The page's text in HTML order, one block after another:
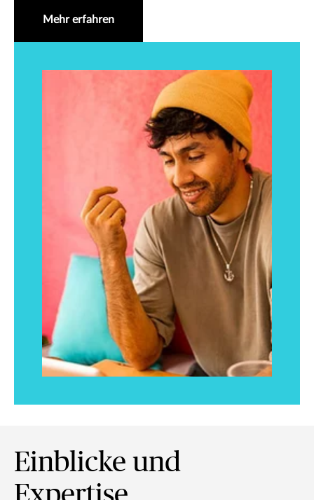
Mehr erfahren
Einblicke und